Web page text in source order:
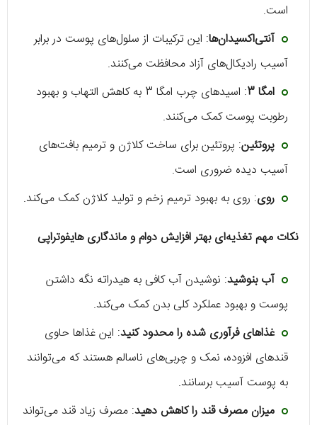
است.
آنتی‌اکسیدان‌ها: این ترکیبات از سلول‌های پوست در برابر
آسیب رادیکال‌های آزاد محافظت می‌کنند.
امگا 3
: اسیدهای چرب امگا 3 به کاهش التهاب و بهبود
رطوبت پوست کمک می‌کنند.
پروتئین: پروتئین برای ساخت کلاژن و ترمیم بافت‌های
آسیب دیده ضروری است.
روی: روی به بهبود ترمیم زخم و تولید کلاژن کمک می‌کند.
نکات مهم تغذیه‌ای بهتر افزایش دوام و ماندگاری هایفوتراپی
آب بنوشید: نوشیدن آب کافی به هیدراته نگه داشتن
پوست و بهبود عملکرد کلی بدن کمک می‌کند.
غذاهای فرآوری شده را محدود کنید: این غذاها حاوی
قندهای افزوده، نمک و چربی‌های ناسالم هستند که می‌توانند
به پوست آسیب برسانند.
میزان مصرف قند را کاهش دهید: مصرف زیاد قند می‌تواند